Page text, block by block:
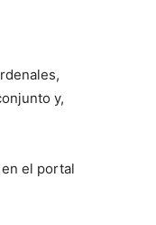
y,
el portal